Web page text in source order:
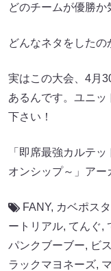
どのチームが優勝か
どんなネタをしたの
実はこの大会、4月
あるんです。ユニ
下さい！
「即席最強カルテ
オンシップ～」アー
FANY, カベポス
ートリアル, てんぐ,
パンクブーブー, ビ
ラックマヨネーズ,